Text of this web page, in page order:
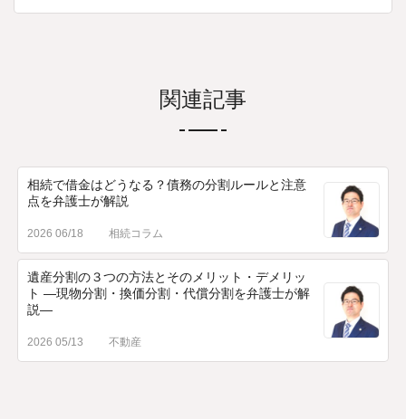
関連記事
相続で借金はどうなる？債務の分割ルールと注意
点を弁護士が解説
2026 06/18 相続コラム
遺産分割の３つの方法とそのメリット・デメリッ
ト ―現物分割・換価分割・代償分割を弁護士が解
説―
2026 05/13 不動産